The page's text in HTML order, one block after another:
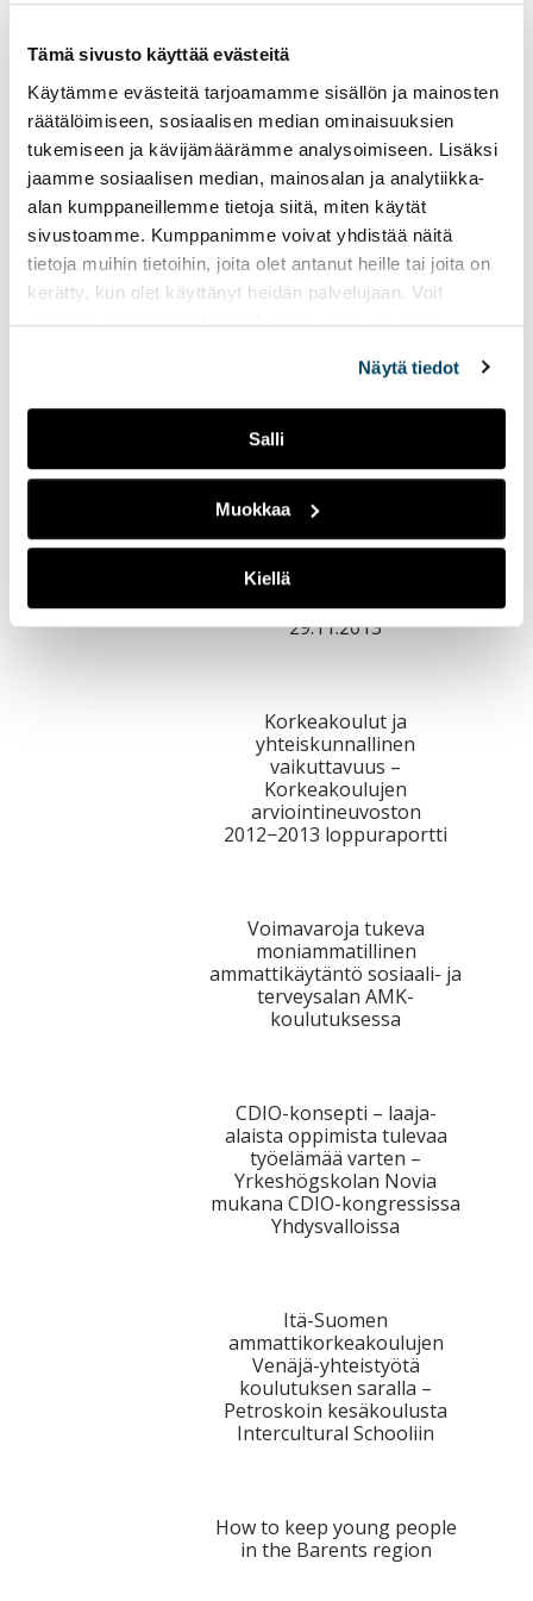
Tämä sivusto käyttää evästeitä
Käytämme evästeitä tarjoamamme sisällön ja mainosten
räätälöimiseen, sosiaalisen median ominaisuuksien
tukemiseen ja kävijämäärämme analysoimiseen. Lisäksi
jaamme sosiaalisen median, mainosalan ja analytiikka-
alan kumppaneillemme tietoja siitä, miten käytät
sivustoamme. Kumppanimme voivat yhdistää näitä
tietoja muihin tietoihin, joita olet antanut heille tai joita on
kerätty, kun olet käyttänyt heidän palvelujaan. Voit
muuttaa evästeasetuksiesi hyväksyntää sivuston
Näytä tiedot
Salli
Muokkaa
Kiellä
Universities of Applied
Science in Finland is one of
the important issues of
international cooperation of
SPbSPU
Näkökulmia Venäjä-
osaamiseen
varovaisuusperiaatteen
mukaisesti
Kohtaamisia Bielissä –
EAPRIL-kongressi 27.–
29.11.2013
Korkeakoulut ja
yhteiskunnallinen
vaikuttavuus –
Korkeakoulujen
arviointineuvoston
2012−2013 loppuraportti
Voimavaroja tukeva
moniammatillinen
ammattikäytäntö sosiaali- ja
terveysalan AMK-
koulutuksessa
CDIO-konsepti – laaja-
alaista oppimista tulevaa
työelämää varten –
Yrkeshögskolan Novia
mukana CDIO-kongressissa
Yhdysvalloissa
Itä-Suomen
ammattikorkeakoulujen
Venäjä-yhteistyötä
koulutuksen saralla –
Petroskoin kesäkoulusta
Intercultural Schooliin
How to keep young people
in the Barents region